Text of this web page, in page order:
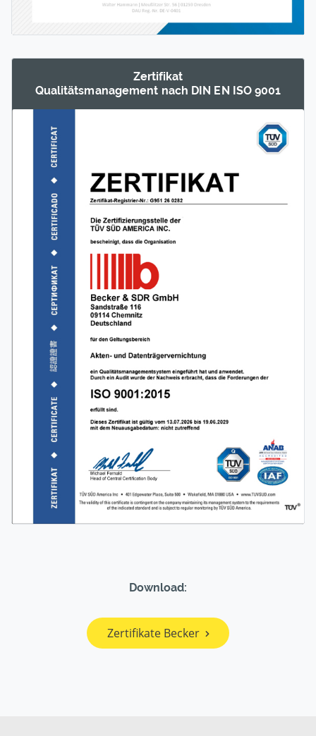
Zertifikat
Qualitäts­manage­ment nach DIN EN ISO 9001
Download:
Zertifikate Becker